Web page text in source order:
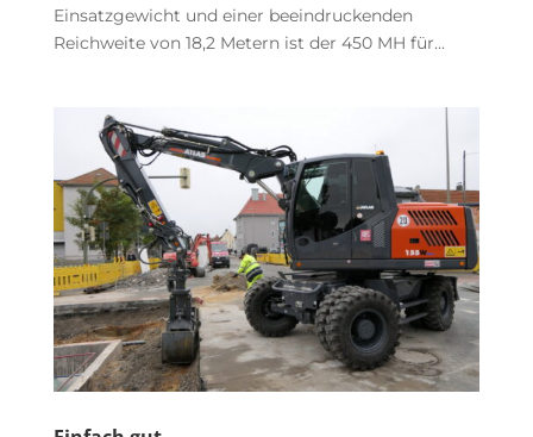
Einsatzgewicht und einer beeindruckenden
Reichweite von 18,2 Metern ist der 450 MH für...